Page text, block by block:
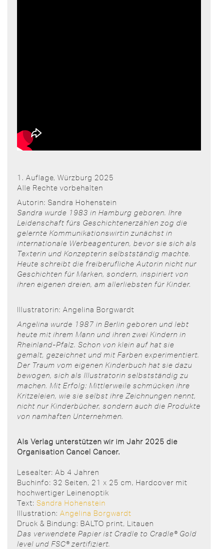
1. Auflage, Würzburg 2025
Alle Rechte vorbehalten
Autorin: Sandra Hohenstein
Sandra wurde 1983 in Hamburg geboren. Ihre
Leidenschaft fürs Geschichtenerzählen zog die
gelernte Kommunikationswirtin zunächst in
internationale Werbeagenturen, bevor sie sich als
Texterin und Konzepterin selbstständig machte.
Heute schreibt die freiberufliche Autorin nicht nur
Geschichten für Marken, sondern, inspiriert von
ihren eigenen dreien, am allerliebsten für Kinder.
Illustratorin: Angelina Borgwardt
Angelina wurde 1987 in Berlin geboren und lebt
heute mit ihrem Mann und ihren zwei Kindern in
Rheinland-Pfalz. Schon von klein auf hat sie
gemalt, gezeichnet und mit Farben experimentiert.
Der Traum vom eigenen Kinderbuch hat sie dazu
bewogen, sich als Illustratorin selbstständig zu
machen. Mit Erfolg: Mittlerweile schmücken ihre
Kritzeleien, wie sie selbst ihre Zeichnungen nennt,
nicht nur Kinderbücher, sondern auch die Produkte
von namhaften Unternehmen.
Als Verlag unterstützen wir im Jahr 2025 die
Organisation Cancel Cancer.
Lesealter: Ab 4 Jahren
Buchinfo: 32 Seiten, 21 x 25 cm, Hardcover mit
hochwertiger Leinenoptik
Text: Sandra Hohenstein
Illustration: Angelina Borgwardt
Druck & Bindung: BALTO print, Litauen
Das verwendete Papier ist Cradle to Cradle® Gold
level und FSC® zertifiziert.